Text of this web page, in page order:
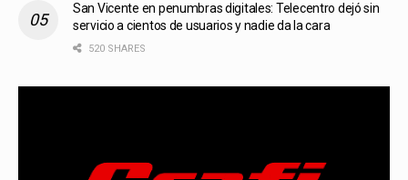
San Vicente en penumbras digitales: Telecentro dejó sin
servicio a cientos de usuarios y nadie da la cara
520 SHARES